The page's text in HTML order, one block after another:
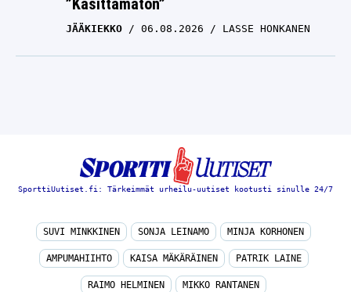
”Käsittämätön”
JÄÄKIEKKO 06.08.2026 LASSE HONKANEN
SporttiUutiset.fi: Tärkeimmät urheilu-uutiset kootusti sinulle 24/7
SUVI MINKKINEN SONJA LEINAMO MINJA KORHONEN
AMPUMAHIIHTO KAISA MÄKÄRÄINEN PATRIK LAINE
RAIMO HELMINEN MIKKO RANTANEN